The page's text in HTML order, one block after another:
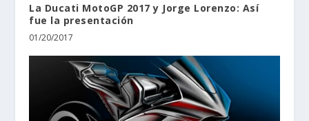
La Ducati MotoGP 2017 y Jorge Lorenzo: Así
fue la presentación
01/20/2017